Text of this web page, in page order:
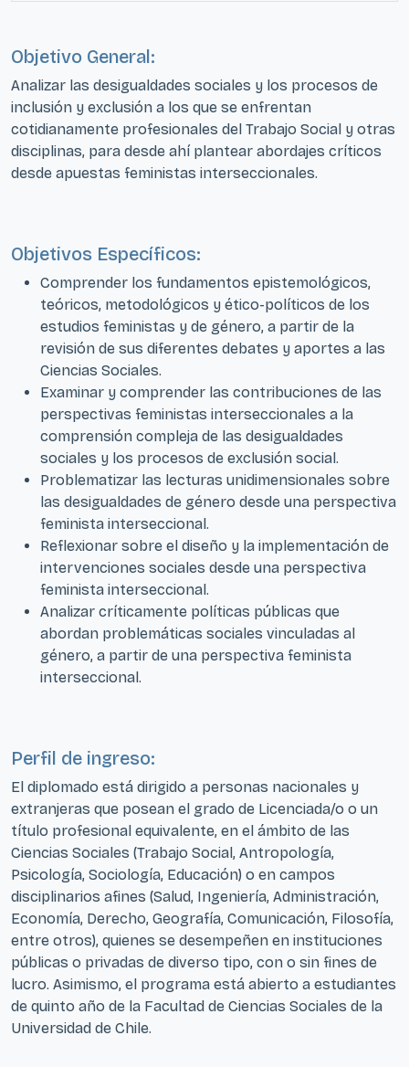
Objetivo General:
Analizar las desigualdades sociales y los procesos de
inclusión y exclusión a los que se enfrentan
cotidianamente profesionales del Trabajo Social y otras
disciplinas, para desde ahí plantear abordajes críticos
desde apuestas feministas interseccionales.
Objetivos Específicos:
Comprender los fundamentos epistemológicos,
teóricos, metodológicos y ético-políticos de los
estudios feministas y de género, a partir de la
revisión de sus diferentes debates y aportes a las
Ciencias Sociales.
Examinar y comprender las contribuciones de las
perspectivas feministas interseccionales a la
comprensión compleja de las desigualdades
sociales y los procesos de exclusión social.
Problematizar las lecturas unidimensionales sobre
las desigualdades de género desde una perspectiva
feminista interseccional.
Reflexionar sobre el diseño y la implementación de
intervenciones sociales desde una perspectiva
feminista interseccional.
Analizar críticamente políticas públicas que
abordan problemáticas sociales vinculadas al
género, a partir de una perspectiva feminista
interseccional.
Perfil de ingreso:
El diplomado está dirigido a personas nacionales y
extranjeras que posean el grado de Licenciada/o o un
título profesional equivalente, en el ámbito de las
Ciencias Sociales (Trabajo Social, Antropología,
Psicología, Sociología, Educación) o en campos
disciplinarios afines (Salud, Ingeniería, Administración,
Economía, Derecho, Geografía, Comunicación, Filosofía,
entre otros), quienes se desempeñen en instituciones
públicas o privadas de diverso tipo, con o sin fines de
lucro. Asimismo, el programa está abierto a estudiantes
de quinto año de la Facultad de Ciencias Sociales de la
Universidad de Chile.